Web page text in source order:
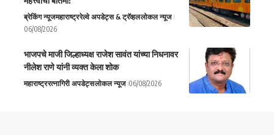
ब्रेकिंग न्यूजमहाराष्ट्ररेल्वे अपडेट्स & ट्रॅव्हललोकल न्यूज
06/08/2026
भाजपचे माजी जिल्हाध्यक्ष राजेश सावंत यांच्या निधनावर
नीलेश राणे यांनी व्यक्त केला शोक
महाराष्ट्ररत्नागिरी अपडेट्सलोकल न्यूज 06/08/2026